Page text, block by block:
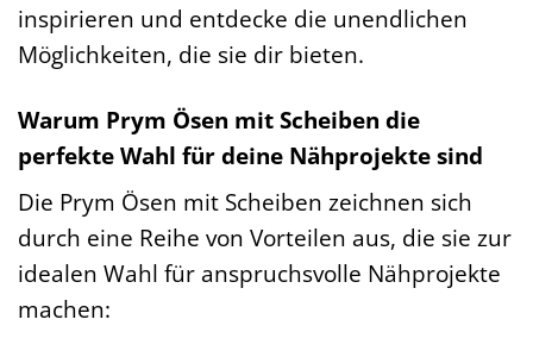
inspirieren und entdecke die unendlichen
Möglichkeiten, die sie dir bieten.
Warum Prym Ösen mit Scheiben die
perfekte Wahl für deine Nähprojekte sind
Die Prym Ösen mit Scheiben zeichnen sich
durch eine Reihe von Vorteilen aus, die sie zur
idealen Wahl für anspruchsvolle Nähprojekte
machen: